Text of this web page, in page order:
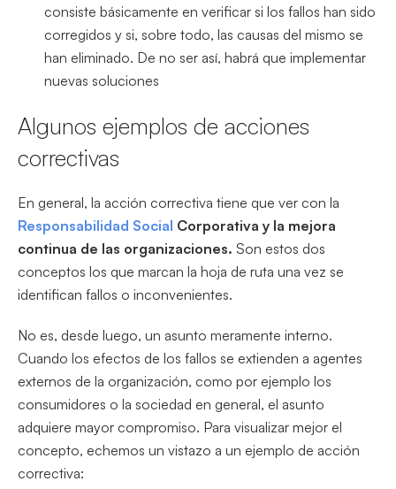
consiste básicamente en verificar si los fallos han sido
corregidos y si, sobre todo, las causas del mismo se
han eliminado. De no ser así, habrá que implementar
nuevas soluciones
Algunos ejemplos de acciones
correctivas
En general, la acción correctiva tiene que ver con la
Responsabilidad Social Corporativa y la mejora
continua de las organizaciones. Son estos dos
conceptos los que marcan la hoja de ruta una vez se
identifican fallos o inconvenientes.
No es, desde luego, un asunto meramente interno.
Cuando los efectos de los fallos se extienden a agentes
externos de la organización, como por ejemplo los
consumidores o la sociedad en general, el asunto
adquiere mayor compromiso. Para visualizar mejor el
concepto, echemos un vistazo a un ejemplo de acción
correctiva: